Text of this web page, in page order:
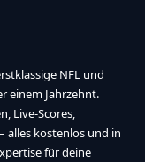
NFL und
einem Jahrzehnt.
Live-Scores,
alles kostenlos und in
für deine